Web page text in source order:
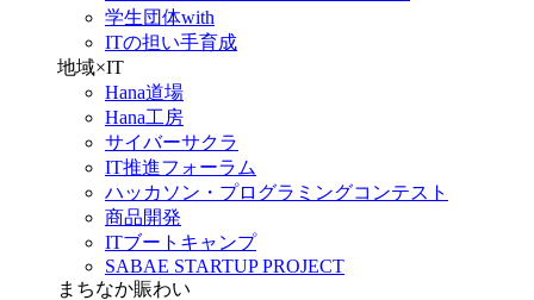
学生団体with
ITの担い手育成
地域×IT
Hana道場
Hana工房
サイバーサクラ
IT推進フォーラム
ハッカソン・プログラミングコンテスト
商品開発
ITブートキャンプ
SABAE STARTUP PROJECT
まちなか賑わい